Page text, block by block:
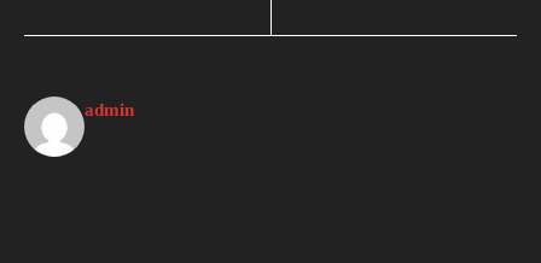
admin